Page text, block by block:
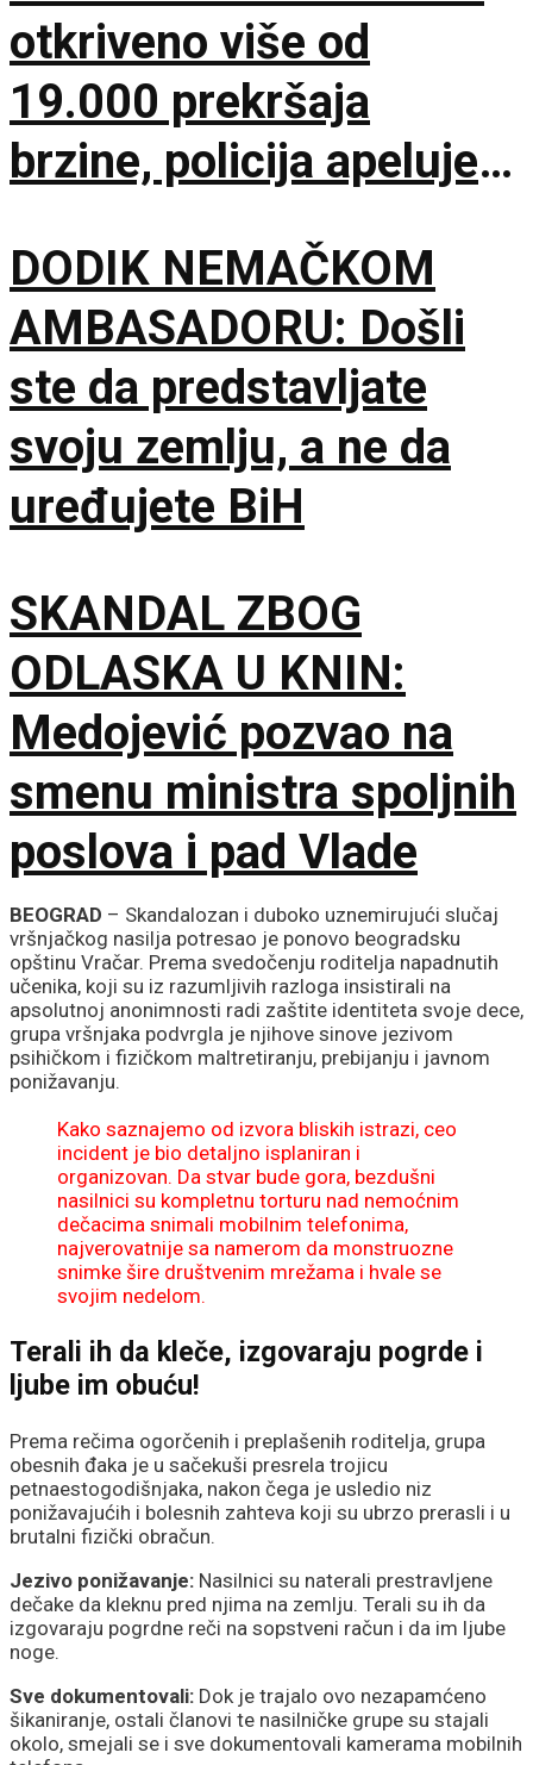
otkriveno više od
19.000 prekršaja
brzine, policija apeluje
vikend
DODIK NEMAČKOM
AMBASADORU: Došli
ste da predstavljate
svoju zemlju, a ne da
uređujete BiH
SKANDAL ZBOG
ODLASKA U KNIN:
Medojević pozvao na
smenu ministra spoljnih
poslova i pad Vlade
BEOGRAD – Skandalozan i duboko uznemirujući slučaj
vršnjačkog nasilja potresao je ponovo beogradsku
opštinu Vračar. Prema svedočenju roditelja napadnutih
učenika, koji su iz razumljivih razloga insistirali na
apsolutnoj anonimnosti radi zaštite identiteta svoje dece,
grupa vršnjaka podvrgla je njihove sinove jezivom
psihičkom i fizičkom maltretiranju, prebijanju i javnom
ponižavanju.
Kako saznajemo od izvora bliskih istrazi, ceo
incident je bio detaljno isplaniran i
organizovan. Da stvar bude gora, bezdušni
nasilnici su kompletnu torturu nad nemoćnim
dečacima snimali mobilnim telefonima,
najverovatnije sa namerom da monstruozne
snimke šire društvenim mrežama i hvale se
svojim nedelom.
Terali ih da kleče, izgovaraju pogrde i
ljube im obuću!
Prema rečima ogorčenih i preplašenih roditelja, grupa
obesnih đaka je u sačekuši presrela trojicu
petnaestogodišnjaka, nakon čega je usledio niz
ponižavajućih i bolesnih zahteva koji su ubrzo prerasli i u
brutalni fizički obračun.
Jezivo ponižavanje: Nasilnici su naterali prestravljene
dečake da kleknu pred njima na zemlju. Terali su ih da
izgovaraju pogrdne reči na sopstveni račun i da im ljube
noge.
Sve dokumentovali: Dok je trajalo ovo nezapamćeno
šikaniranje, ostali članovi te nasilničke grupe su stajali
okolo, smejali se i sve dokumentovali kamerama mobilnih